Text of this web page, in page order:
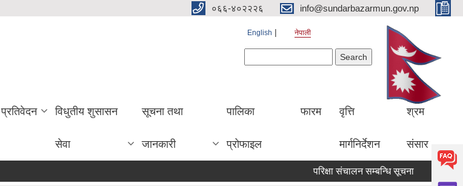
०६६-४०२२२६ info@sundarbazarmun.gov.np
English नेपाली
प्रतिवेदन विधुतीय शुसासन
सेवा
सूचना तथा
जानकारी
पालिका
प्रोफाइल
फारम वृत्ति
मार्गनिर्देशन
श्रम
संसार
परिक्षा संचालन सम्बन्धि सूचना सुची दर्ता